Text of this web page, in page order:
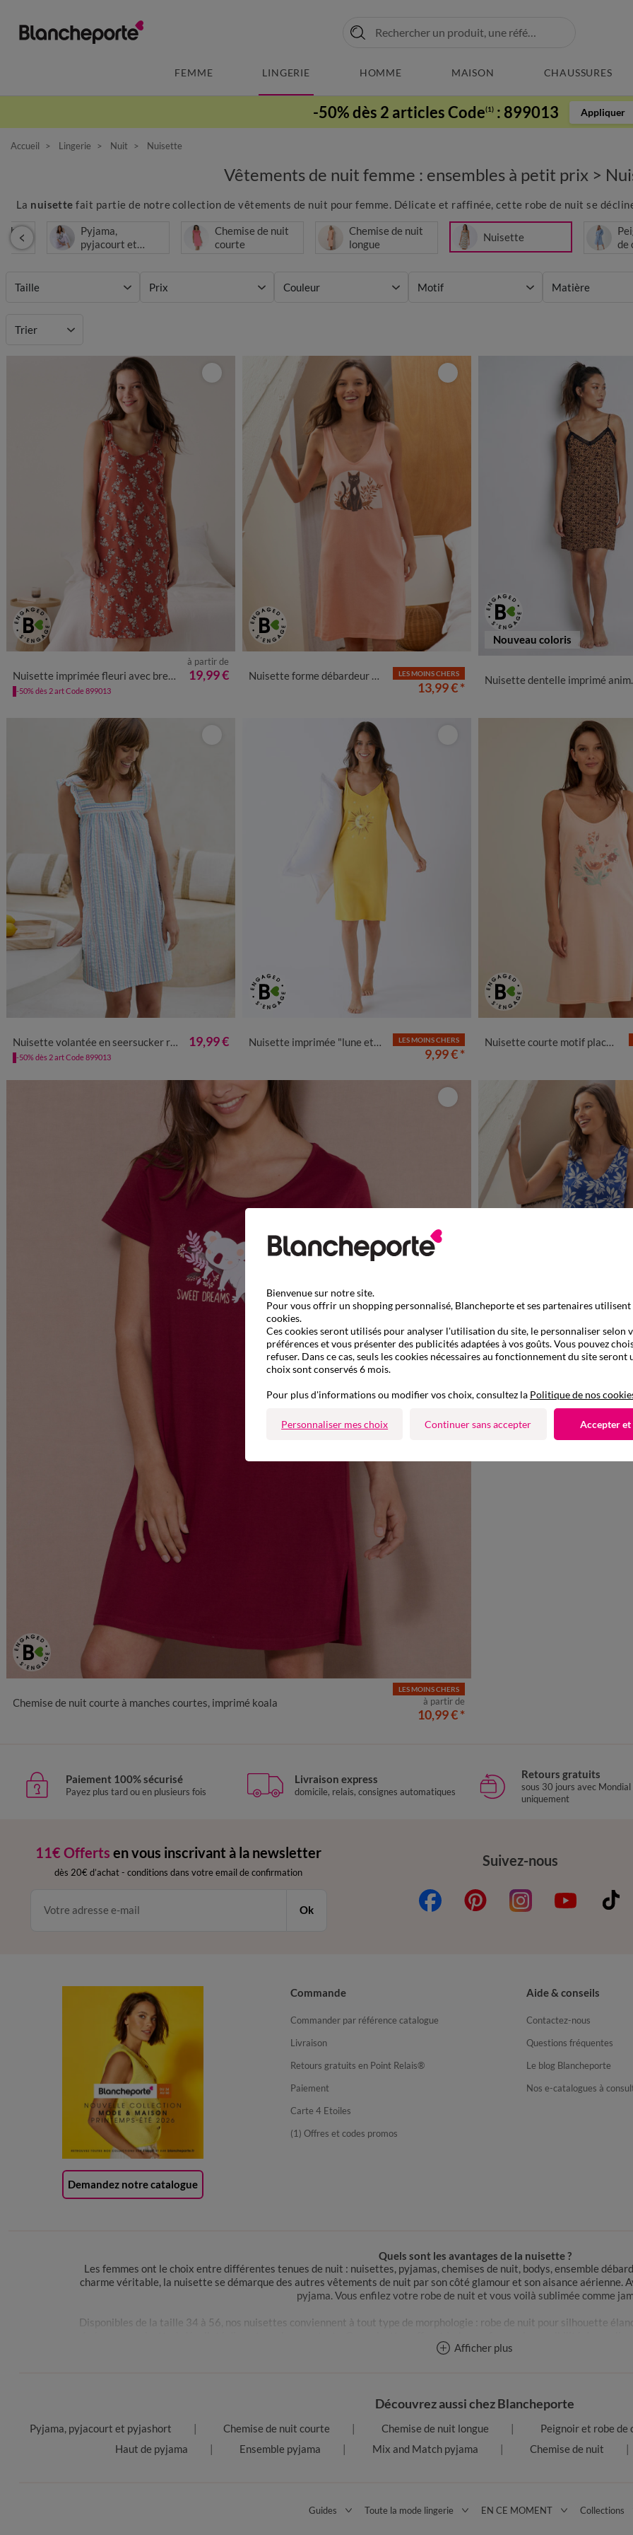
FEMME LINGERIE HOMME MAISON CHAUSSURES
-50% dès 2 articles Code(1) : 899013 Appliquer
Accueil Lingerie Nuit Nuisette
Vêtements de nuit femme : ensembles à petit prix >
La nuisette fait partie de notre collection de vêtements de nuit pour femme. Délicate et raffinée, cette robe de nuit se
Pyjama,
pyjacourt et
Chemise de nuit
courte
Chemise de nuit
longue
Nuisette
de
Taille Prix Couleur Motif Matière
Trier
52 54
Nuisette imprimée fleuri avec bretelles froncées
à partir de
19,99 €
-50% dès 2 art Code 899013
50 52 54
Nuisette forme débardeur en coton imprimé "chat" LES MOINS CHERS
13,99 €*
Nouveau coloris
Nuisette dentelle imprimé animalier
Nuisette volantée en seersucker rayé 19,99 €
-50% dès 2 art Code 899013
50 52 54
Nuisette imprimée "lune et soleil" LES MOINS CHERS
9,99 €*
Nuisette courte motif placé fleurs
Chemise de nuit courte à manches courtes, imprimé koala
LES MOINS CHERS
à partir de
10,99 €*
38/40 42/44 50
Nuisette forme débardeur en coton imprimé "feuillage"
Paiement 100% sécurisé
Payez plus tard ou en plusieurs fois
Livraison express
domicile, relais, consignes automatiques
Retours gratuits
sous 30 jours avec Mondial
uniquement
11€ Offerts en vous inscrivant à la newsletter
dès 20€ d’achat - conditions dans votre email de confirmation
Ok
Suivez-nous
Demandez notre catalogue
Commande
Commander par référence catalogue
Livraison
Retours gratuits en Point Relais®
Paiement
Carte 4 Etoiles
(1) Offres et codes promos
Aide & conseils
Contactez-nous
Questions fréquentes
Le blog Blancheporte
Nos e-catalogues à
Quels sont les avantages de la nuisette ?
Les femmes ont le choix entre différentes tenues de nuit : nuisettes, pyjamas, chemises de nuit, bodys, ensemble
charme véritable, la nuisette se démarque des autres vêtements de nuit par son côté glamour et son aisance aérienne.
pyjama. Vous enfilez votre robe de nuit et vous voilà sublimée comme
Disponibles de la taille 34 à 56, nos nuisettes conviennent à tout type de morphologie : robe de nuit pour silhouette
une fois la nuit venue. Associée à un soutien-gorge push-up ou d’autres pièces de lingerie fine, votre nuisette fluide se
ne se ressemblent pas ! Découvrez les modèles à
Bien choisir sa nuisette : longueur, couleur et matière
La combinette est une nuisette courte particulièrement séduisante. C’est le modèle à privilégier pour vos soirées
texture légère et soyeuse qui descend jusqu’aux chevilles.
respectueuse de votre corps et de l’environnement. Les nuisettes en satin sont quant à elles réputées pour leur
Afficher plus
Découvrez aussi chez Blancheporte
Pyjama, pyjacourt et pyjashort Chemise de nuit courte Chemise de nuit longue Peignoir et robe de
Haut de pyjama
Ensemble pyjama Mix and Match pyjama Chemise de nuit
Guides Toute la mode lingerie EN CE MOMENT Collections
Bienvenue sur notre site.
Pour vous offrir un shopping personnalisé, Blancheporte et ses partenaires utilisent
cookies.
Ces cookies seront utilisés pour analyser l'utilisation du site, le personnaliser selon
préférences et vous présenter des publicités adaptées à vos goûts. Vous pouvez
refuser. Dans ce cas, seuls les cookies nécessaires au fonctionnement du site seront
choix sont conservés 6 mois.
Pour plus d'informations ou modifier vos choix, consultez la Politique de nos
Personnaliser mes choix Continuer sans accepter Accepter